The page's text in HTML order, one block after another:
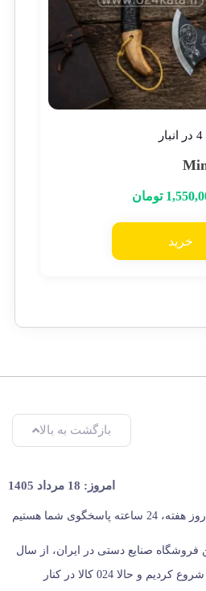
4 در انبار
تومان
خرید
بازگشت به بالا
امروز: 18 مرداد 1405
فروشگاه صنایع دستی در ایران، از سال
1396 با وب سایت (مس زنجان) شروع کردیم و حالا 024 کالا در کنار